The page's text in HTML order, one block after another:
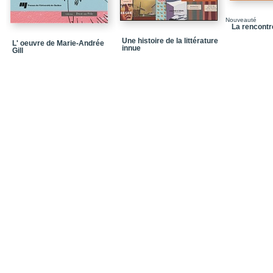
CHAPITRE 3 – Les
1986
Les écrits engagés
L' oeuvre de Marie-Andrée
Gill
Une histoire de la littérature
innue
Nouveauté
La